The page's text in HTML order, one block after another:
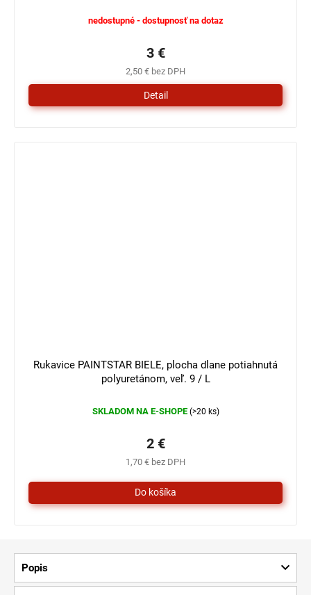
nedostupné - dostupnosť na dotaz
2,50 € bez DPH
3 €
Detail
Rukavice PAINTSTAR BIELE, plocha dlane potiahnutá
polyuretánom, veľ. 9 / L
SKLADOM NA E-SHOPE (>20 ks)
1,70 € bez DPH
2 €
Popis